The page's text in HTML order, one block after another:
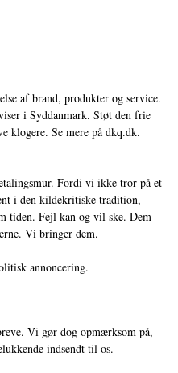
af brand, produkter og service.
i Syddanmark. Støt den frie
klogere. Se mere på dkq.dk.
Fordi vi ikke tror på et
i den kildekritiske tradition,
tiden. Fejl kan og vil ske. Dem
Vi bringer dem.
annoncering.
Vi gør dog opmærksom på,
indsendt til os.